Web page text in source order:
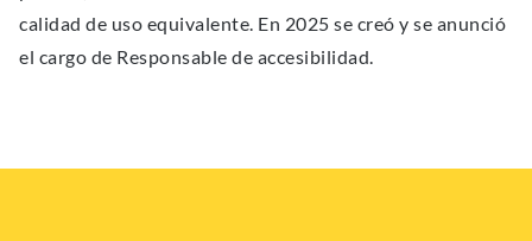
calidad de uso equivalente. En 2025 se creó y se anunció
el cargo de Responsable de accesibilidad.